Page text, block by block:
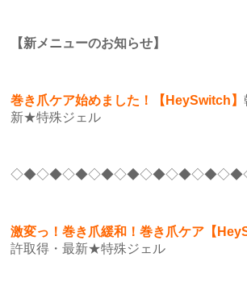
【新メニューのお知らせ】
巻き爪ケア始めました！【HeySwitch】
新★特殊ジェル
激変っ！巻き爪緩和！巻き爪ケア【
許取得・最新★特殊ジェル